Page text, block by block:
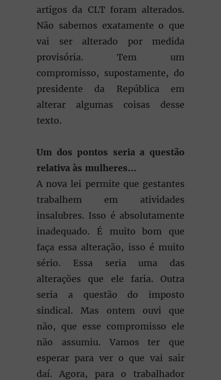
artigos da CLT foram alterados.
Não sabemos exatamente o que
vai ser alterado por medida
provisória. Tem um
compromisso, supostamente, do
presidente da República em
alterar algumas coisas desse
texto.
Um dos pontos seria a questão
relativa às mulheres...
A nova lei permite que gestantes
trabalhem em atividades
insalubres. Isso é absolutamente
inadequado. É muito bom que
faça essa alteração, isso é muito
sério. Essa seria uma das
alterações que ele faria. Outra
seria a questão do imposto
sindical. Mas ontem ouvi que
não, que esse compromisso ele
não assumiu. Vamos ter que
esperar para ver o que vai sair
daí. Agora, para o trabalhador